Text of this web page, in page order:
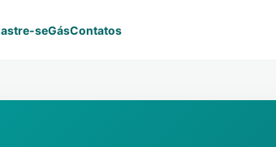
seGásContatos